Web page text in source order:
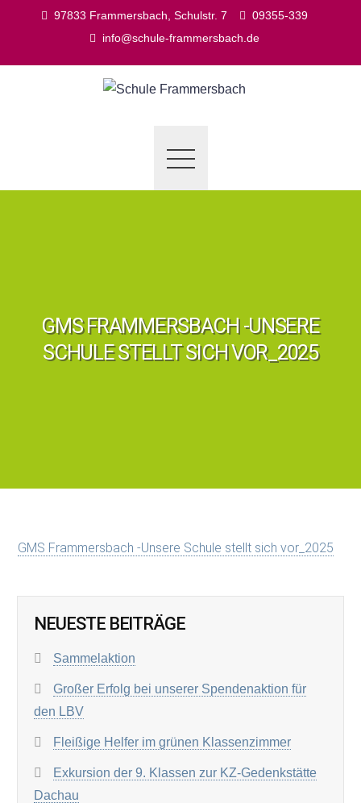
97833 Frammersbach, Schulstr. 7
09355-339
info@schule-frammersbach.de
GMS FRAMMERSBACH -UNSERE
SCHULE STELLT SICH VOR_2025
GMS Frammersbach -Unsere Schule stellt sich vor_2025
NEUESTE BEITRÄGE
Sammelaktion
Großer Erfolg bei unserer Spendenaktion für
den LBV
Fleißige Helfer im grünen Klassenzimmer
Exkursion der 9. Klassen zur KZ-Gedenkstätte
Dachau